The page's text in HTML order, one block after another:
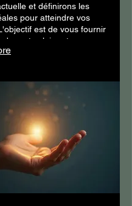
et définirons les
pour atteindre vos
est de vous fournir
de route claire et
à votre contexte